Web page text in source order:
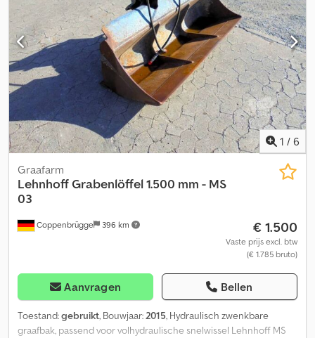
1 / 6
Coppenbrügge 396 km
Graafarm
LehnhoffGrabenlöffel 1.500 mm - MS
03
€ 1.500
Vaste prijs excl. btw
(€ 1.785 bruto)
Aanvragen Bellen
Toestand:gebruikt, Bouwjaar:2015, Hydraulisch zwenkbare
graafbak, passend voor volhydraulische snelwissel Lehnhoff MS